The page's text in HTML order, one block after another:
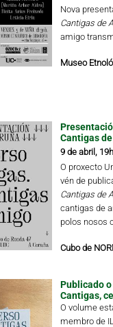
Nova
Cantigas de
amigo
Museo
Cantigas
9 de abril,
O proxecto
vén de
Cantigas de
cantigas de
polos nosos
Cubo de
Publicado
Cantigas,
O volume
membro de